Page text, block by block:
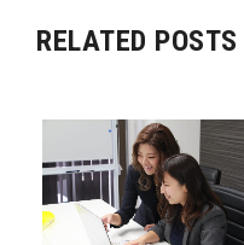
RELATED POSTS